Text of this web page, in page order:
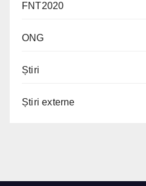
FNT2020
ONG
Știri
Știri externe